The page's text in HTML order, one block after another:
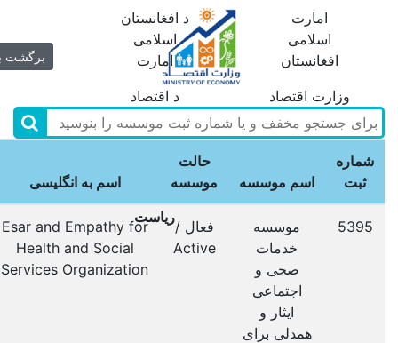
امارت
اسلامی
افغانستان
وزارت اقتصاد
ریاست
موسسات
غیردولتی
د افغانستان
اسلامی
امارت
د اقتصاد
ریاست
برگشت
شماره
ثبت
اسم موسسه
حالت
موسسه
اسم به انگلیسی
5395
موسسه
خدمات
صحی و
اجتماعی
ایثار و
همدلی برای
فعال /
Active
Esar and Empathy for
Health and Social
Services Organization